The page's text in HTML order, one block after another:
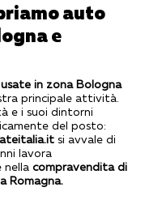
auto
e
in zona Bologna
principale attività.
e i suoi dintorni
del posto:
si avvale di
lavora
nella compravendita di
Romagna.